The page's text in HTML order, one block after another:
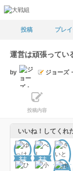
投稿 プレ
運営は頑張ってい
by ジョーズ
投稿内容
いいね！してくれ
文士 文士
文士